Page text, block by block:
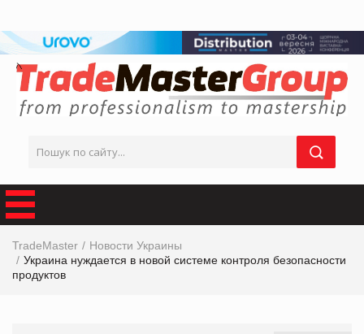
TradeMaster
Новости Украины
Украина нуждается в новой системе контроля безопасности
продуктов